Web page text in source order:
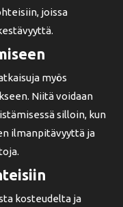
joissa
myös
Niitä voidaan
silloin, kun
ilmanpitävyyttä ja
kosteudelta ja